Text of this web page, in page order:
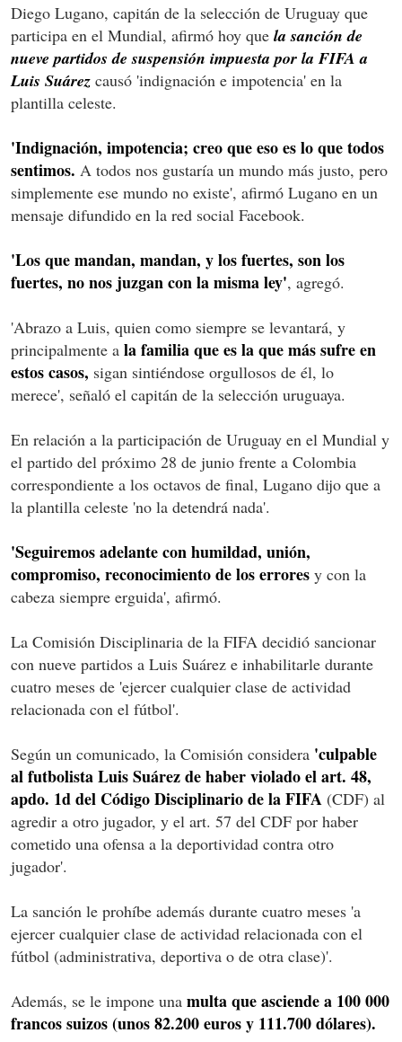
Diego Lugano, capitán de la selección de Uruguay que
participa en el Mundial, afirmó hoy que la sanción de
nueve partidos de suspensión impuesta por la FIFA a
Luis Suárez causó 'indignación e impotencia' en la
plantilla celeste.
'Indignación, impotencia; creo que eso es lo que todos
sentimos. A todos nos gustaría un mundo más justo, pero
simplemente ese mundo no existe', afirmó Lugano en un
mensaje difundido en la red social Facebook.
'Los que mandan, mandan, y los fuertes, son los
fuertes, no nos juzgan con la misma ley', agregó.
'Abrazo a Luis, quien como siempre se levantará, y
principalmente a la familia que es la que más sufre en
estos casos, sigan sintiéndose orgullosos de él, lo
merece', señaló el capitán de la selección uruguaya.
En relación a la participación de Uruguay en el Mundial y
el partido del próximo 28 de junio frente a Colombia
correspondiente a los octavos de final, Lugano dijo que a
la plantilla celeste 'no la detendrá nada'.
'Seguiremos adelante con humildad, unión,
compromiso, reconocimiento de los errores y con la
cabeza siempre erguida', afirmó.
La Comisión Disciplinaria de la FIFA decidió sancionar
con nueve partidos a Luis Suárez e inhabilitarle durante
cuatro meses de 'ejercer cualquier clase de actividad
relacionada con el fútbol'.
Según un comunicado, la Comisión considera 'culpable
al futbolista Luis Suárez de haber violado el art. 48,
apdo. 1d del Código Disciplinario de la FIFA (CDF) al
agredir a otro jugador, y el art. 57 del CDF por haber
cometido una ofensa a la deportividad contra otro
jugador'.
La sanción le prohíbe además durante cuatro meses 'a
ejercer cualquier clase de actividad relacionada con el
fútbol (administrativa, deportiva o de otra clase)'.
Además, se le impone una multa que asciende a 100 000
francos suizos (unos 82.200 euros y 111.700 dólares).